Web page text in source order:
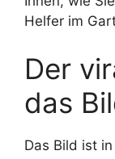
Helfer im
Der
das
Das Bild ist